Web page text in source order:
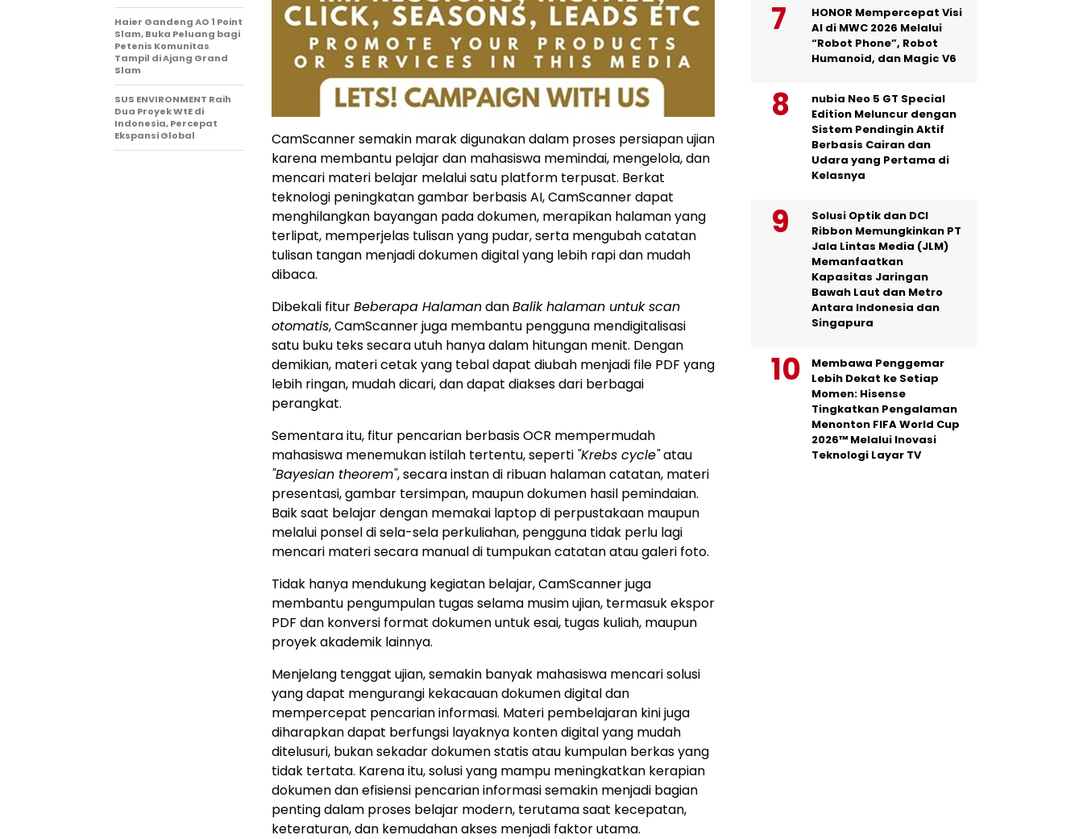
CamScanner semakin marak digunakan dalam proses persiapan ujian
karena membantu pelajar dan mahasiswa memindai, mengelola, dan
mencari materi belajar melalui satu platform terpusat. Berkat
teknologi peningkatan gambar berbasis AI, CamScanner dapat
menghilangkan bayangan pada dokumen, merapikan halaman yang
terlipat, memperjelas tulisan yang pudar, serta mengubah catatan
tulisan tangan menjadi dokumen digital yang lebih rapi dan mudah
dibaca.
Dibekali fiturBeberapa HalamandanBalik halaman untuk scan
otomatis, CamScanner juga membantu pengguna mendigitalisasi
satu buku teks secara utuh hanya dalam hitungan menit. Dengan
demikian, materi cetak yang tebal dapat diubah menjadi file PDF yang
lebih ringan, mudah dicari, dan dapat diakses dari berbagai
perangkat.
Sementara itu, fitur pencarian berbasis OCR mempermudah
mahasiswa menemukan istilah tertentu, seperti "Krebs cycle"atau
"Bayesian theorem", secara instan di ribuan halaman catatan, materi
presentasi, gambar tersimpan, maupun dokumen hasil pemindaian.
Baik saat belajar dengan memakai laptop di perpustakaan maupun
melalui ponsel di sela-sela perkuliahan, pengguna tidak perlu lagi
mencari materi secara manual di tumpukan catatan atau galeri foto.
Tidak hanya mendukung kegiatan belajar, CamScanner juga
membantu pengumpulan tugas selama musim ujian, termasuk ekspor
PDF dan konversi format dokumen untuk esai, tugas kuliah, maupun
proyek akademik lainnya.
Menjelang tenggat ujian, semakin banyak mahasiswa mencari solusi
yang dapat mengurangi kekacauan dokumen digital dan
mempercepat pencarian informasi. Materi pembelajaran kini juga
diharapkan dapat berfungsi layaknya konten digital yang mudah
ditelusuri, bukan sekadar dokumen statis atau kumpulan berkas yang
tidak tertata. Karena itu, solusi yang mampu meningkatkan kerapian
dokumen dan efisiensi pencarian informasi semakin menjadi bagian
penting dalam proses belajar modern, terutama saat kecepatan,
keteraturan, dan kemudahan akses menjadi faktor utama.
Haier Gandeng AO 1 Point
Slam, Buka Peluang bagi
Petenis Komunitas
Tampil di Ajang Grand
Slam
SUS ENVIRONMENT Raih
Dua Proyek WtE di
Indonesia, Percepat
Ekspansi Global
HONOR Mempercepat Visi
AI di MWC 2026 Melalui
“Robot Phone”, Robot
Humanoid, dan Magic V6
nubia Neo 5 GT Special
Edition Meluncur dengan
Sistem Pendingin Aktif
Berbasis Cairan dan
Udara yang Pertama di
Kelasnya
Solusi Optik dan DCI
Ribbon Memungkinkan PT
Jala Lintas Media (JLM)
Memanfaatkan
Kapasitas Jaringan
Bawah Laut dan Metro
Antara Indonesia dan
Singapura
Membawa Penggemar
Lebih Dekat ke Setiap
Momen: Hisense
Tingkatkan Pengalaman
Menonton FIFA World Cup
2026™ Melalui Inovasi
Teknologi Layar TV